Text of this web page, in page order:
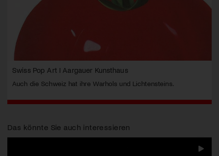
Swiss Pop Art I Aargauer Kunsthaus
Auch die Schweiz hat ihre Warhols und Lichtensteins.
Das könnte Sie auch interessieren